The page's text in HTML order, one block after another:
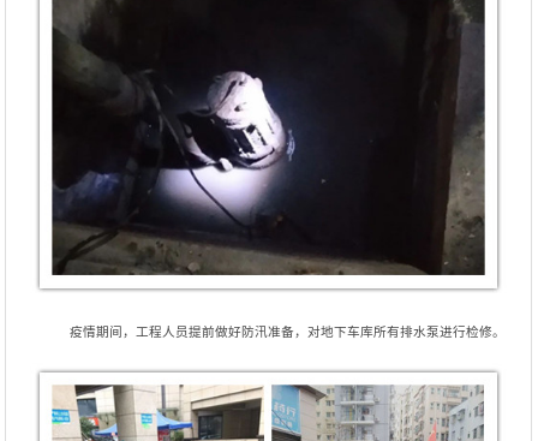
疫情期间，工程人员提前做好防汛准备，对地下车库所有排水泵进行检修。